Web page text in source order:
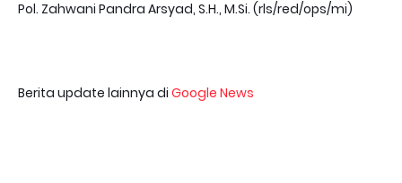
Pol. Zahwani Pandra Arsyad, S.H., M.Si. (rls/red/ops/mi)
Berita update lainnya di Google News